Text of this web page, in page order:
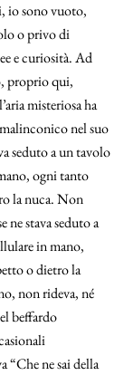
io sono vuoto,
o privo di
e curiosità. Ad
proprio qui,
misteriosa ha
nel suo
seduto a un tavolo
ogni tanto
la nuca. Non
ne stava seduto a
in mano,
o dietro la
non rideva, né
beffardo
“Che ne sai della